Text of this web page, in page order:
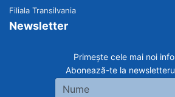
Filiala Transilvania
Newsletter
Primește cele mai noi
Abonează-te la